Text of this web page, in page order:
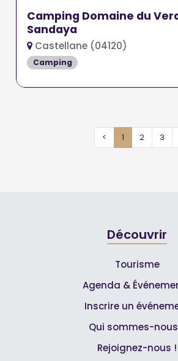
Camping Domaine du
Sandaya
Castellane (04120)
Camping
< 1 2 3
Découvrir
Tourisme
Agenda &
Inscrire un
Qui sommes-
Rejoignez-nous !